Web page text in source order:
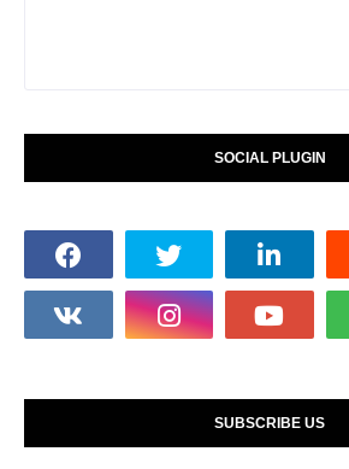
SOCIAL PLUGIN
SUBSCRIBE US